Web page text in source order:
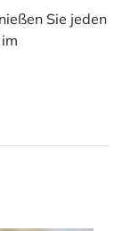
Sie jeden